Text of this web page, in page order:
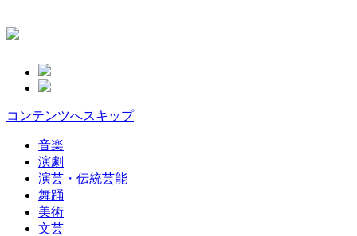
コンテンツへスキップ
音楽
演劇
演芸・伝統芸能
舞踊
美術
文芸